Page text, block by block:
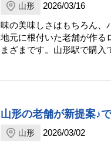
山形
2026/03/16
味の美味しさはもちろん、
地元に根付いた老舗が作る
まざまです。山形駅で購入
山形の老舗が新提案♪
山形
2026/03/02